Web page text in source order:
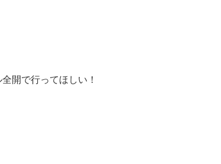
開で行ってほしい！